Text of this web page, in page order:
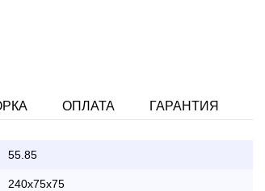
ОПЛАТА ГАРАНТИЯ
55.85
240x75x75
картой